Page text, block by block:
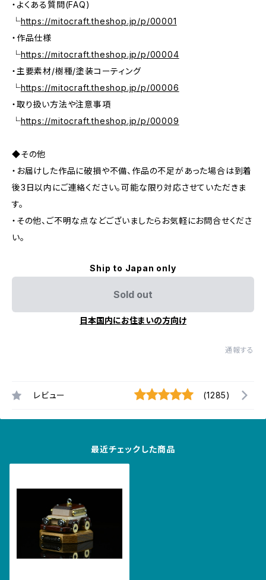
・よくある質問(FAQ)
└https://mitocraft.theshop.jp/p/00001
・作品仕様
└https://mitocraft.theshop.jp/p/00004
・主要素材/樹種/塗装コーティング
└https://mitocraft.theshop.jp/p/00006
・取り扱い方法や注意事項
└https://mitocraft.theshop.jp/p/00009
◆その他
・お届けした作品に破損や不備、作品の不足があった場合は到着
後3日以内にご連絡ください。可能な限り対応させていただきま
す。
・その他、ご不明な点などございましたらお気軽にお問合せくださ
い。
Ship to Japan only
Sold out
日本国内にお住まいの方向け
通報する
レビュー (1285)
最近チェックした商品